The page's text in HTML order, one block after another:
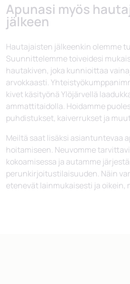
Apunasi myös
jälkeen
Hautajaisten jälkeenkin olemme
Suunnittelemme toiveidesi
hautakiven, joka kunnioittaa
arvokkaasti.
kivet käsityönä Ylöjärvellä
ammattitaidolla. Hoidamme
puhdistukset, kaiverrukset ja
Meiltä saat lisäksi asiantuntevaa
hoitamiseen. Neuvomme
kokoamisessa ja autamme
perunkirjoitustilaisuuden. Näin
etenevät lainmukaisesti ja oikein,